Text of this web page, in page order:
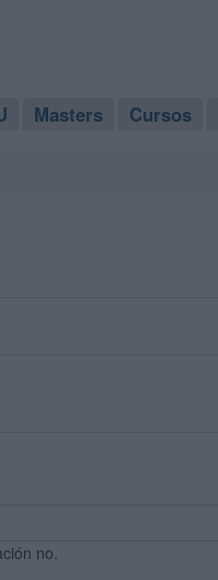
Masters Cursos
no.